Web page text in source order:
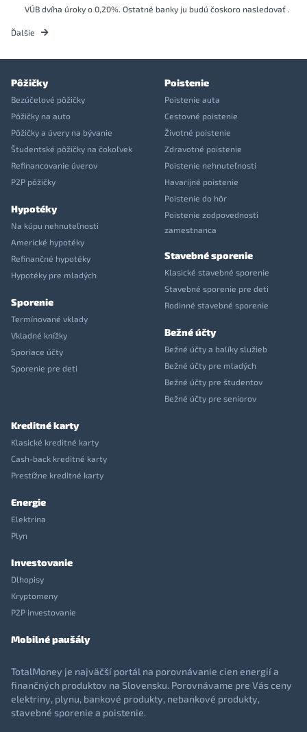
VÚB dvíha úroky o 0,20%. Ostatné banky ju budú čoskoro nasledovať .
Ďalšie
Pôžičky
Bezúčelové pôžičky
Pôžičky na auto
Pôžičky a úvery na bývanie
Študentské pôžičky na čokoľvek
Refinancovanie úverov
P2P pôžičky
Hypotéky
Na kúpu nehnuteľnosti
Americké hypotéky
Refinančné hypotéky
Hypotéky pre mladých
Sporenie
Termínované vklady
Vkladné knížky
Sporiace účty
Sporenie pre deti
Poistenie
Poistenie auta
Cestovné poistenie
Životné poistenie
Zdravotné poistenie
Poistenie nehnuteľnosti
Havarijné poistenie
Poistenie do hôr
Poistenie zodpovednosti
zamestnanca
Stavebné sporenie
Klasické stavebné sporenie
Stavebné sporenie pre deti
Rodinné stavebné sporenie
Bežné účty
Bežné účty a balíky služieb
Bežné účty pre mladých
Bežné účty pre študentov
Bežné účty pre seniorov
Kreditné karty
Klasické kreditné karty
Cash-back kreditné karty
Prestížne kreditné karty
Energie
Elektrina
Plyn
Investovanie
Dlhopisy
Kryptomeny
P2P investovanie
Mobilné paušály
TotalMoney je najväčší portál na porovnávanie cien energií a
finančných produktov na Slovensku. Porovnávame pre Vás ceny
elektriny, plynu, bankové produkty, nebankové produkty,
stavebné sporenie a poistenie.